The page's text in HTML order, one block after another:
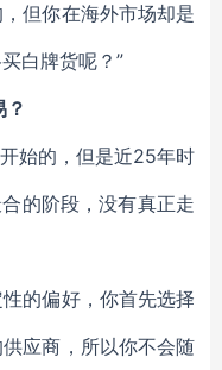
但你在海外市场却是
白牌货呢？”
始的，但是近25年时
的阶段，没有真正走
的偏好，你首先选择
应商，所以你不会随